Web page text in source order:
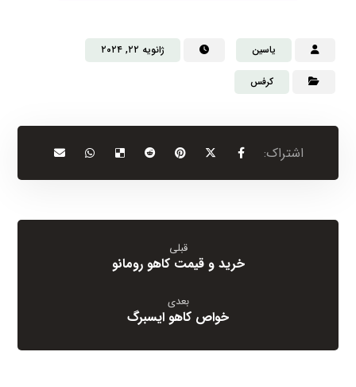
یاسین ژانویه ۲۲, ۲۰۲۴
کرفس
قبلی
خرید و قیمت کاهو رومانو
بعدی
خواص کاهو ایسبرگ